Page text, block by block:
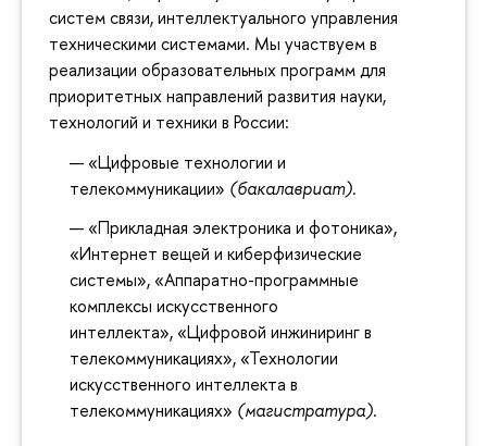
систем связи, интеллектуального управления
техническими системами. Мы участвуем в
реализации образовательных программ для
приоритетных направлений развития науки,
технологий и техники в России:
«Цифровые технологии и
телекоммуникации» (бакалавриат).
«Прикладная электроника и фотоника»,
«Интернет вещей и киберфизические
системы», «Аппаратно-программные
комплексы искусственного
интеллекта», «Цифровой инжиниринг в
телекоммуникациях», «Технологии
искусственного интеллекта в
телекоммуникациях» (магистратура).